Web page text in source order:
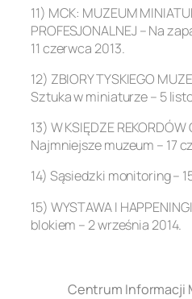
11) MCK: MUZEUM
PROFESJONALNEJ – Na
11 czerwca 2013.
12) ZBIORY TYSKIEGO
Sztuka w miniaturze – 5
13) W KSIĘDZE REKORDÓW
Najmniejsze muzeum – 17
14) Sąsiedzki monitoring –
15) WYSTAWA I
blokiem – 2 września 2014.
Centrum Informacji